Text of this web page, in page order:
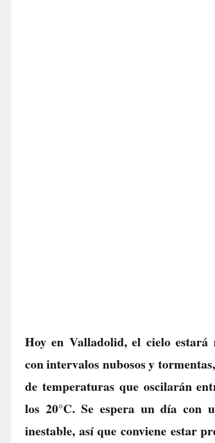
Hoy en Valladolid, el cielo estará
con intervalos nubosos y
de temperaturas que oscilarán
los 20°C. Se espera un día con
inestable, así que conviene estar